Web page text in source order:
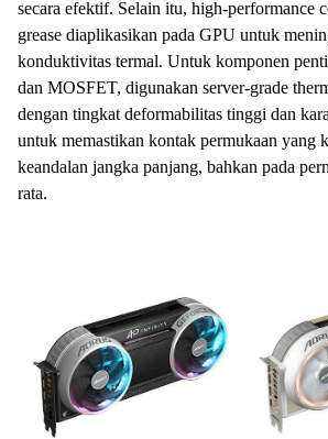
secara efektif. Selain itu, high-performance
grease diaplikasikan pada GPU untuk
konduktivitas termal. Untuk komponen
dan MOSFET, digunakan server-grade
dengan tingkat deformabilitas tinggi dan
untuk memastikan kontak permukaan yang
keandalan jangka panjang, bahkan pada
rata.